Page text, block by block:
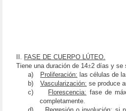
II. FASE DE CUERPO LÚTEO.
Tiene una duración de 14±2 días y se
a)
Proliferación: las células de
b)
Vascularización: se produce
c)
Florescencia: fase de
completamente.